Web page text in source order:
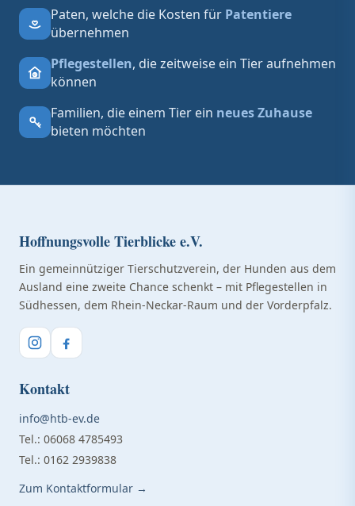
Paten, welche die Kosten für Patentiere
übernehmen
Pflegestellen, die zeitweise ein Tier aufnehmen
können
Familien, die einem Tier ein neues Zuhause
bieten möchten
Hoffnungsvolle Tierblicke e.V.
Ein gemeinnütziger Tierschutzverein, der Hunden aus dem
Ausland eine zweite Chance schenkt – mit Pflegestellen in
Südhessen, dem Rhein-Neckar-Raum und der Vorderpfalz.
Kontakt
info@htb-ev.de
Tel.: 06068 4785493
Tel.: 0162 2939838
Zum Kontaktformular →